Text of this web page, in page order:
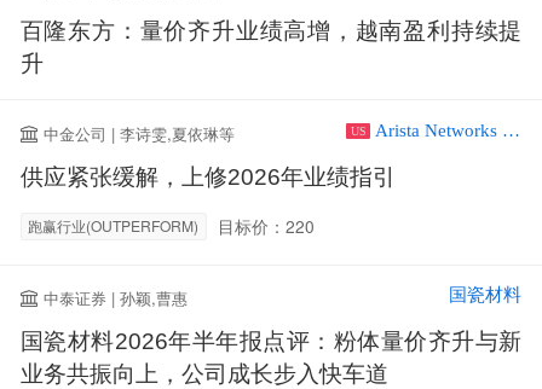
百隆东方：量价齐升业绩高增，越南盈利持续提
升
中金公司 | 李诗雯,夏依琳等 US Arista Networks Inc
供应紧张缓解，上修2026年业绩指引
跑赢行业(OUTPERFORM) 目标价：220
中泰证券 | 孙颖,曹惠 国瓷材料
国瓷材料2026年半年报点评：粉体量价齐升与新
业务共振向上，公司成长步入快车道